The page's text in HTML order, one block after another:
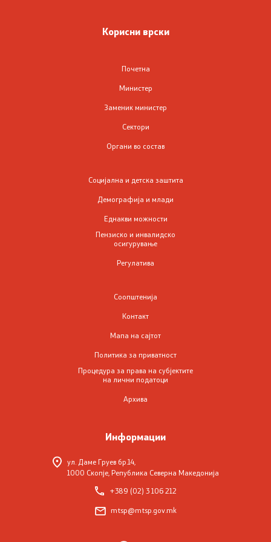
базирано насилство и семејно насилство
Регулатива од областа на еднаквите можности,
недискриминацијата и од областа на жени жртви на
ЧПП од областа на родовата еднаквост
Пензиско и инвалидско осигурување
Договори за социјално осигурување
Регистар на права и услуги од областа на пензиското
и инвалидското осигурување
ЧПП од областа на пензиското и инвалидското
осигурување
Корисни врски
Почетна
Министер
Заменик министер
Сектори
Органи во состав
Социјална и детска заштита
Демографија и млади
Еднакви можности
Пензиско и инвалидско
осигурување
Регулатива
Соопштенија
Контакт
Мапа на сајтот
Политика за приватност
Процедура за права на субјектите
на лични податоци
Архива
Информации
ул. Даме Груев бр.14,
1000 Скопје, Република Северна Македонија
+389 (02) 3 106 212
mtsp@mtsp.gov.mk